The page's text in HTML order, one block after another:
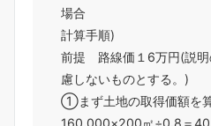
場合
計算手順)
前提 路線価１6万円(説明
慮しないものとする。)
①まず土地の取得価額を算